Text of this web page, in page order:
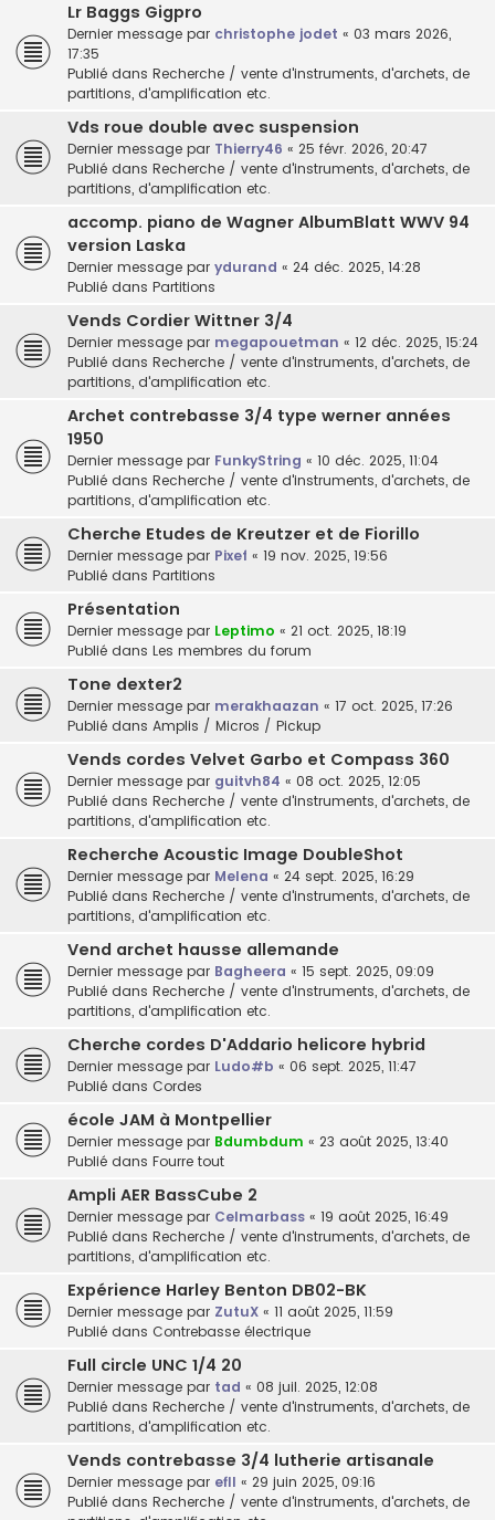
Lr Baggs Gigpro
Dernier message par christophe jodet « 03 mars 2026,
17:35
Publié dans Recherche / vente d'instruments, d'archets, de
partitions, d'amplification etc.
Vds roue double avec suspension
Dernier message par Thierry46 « 25 févr. 2026, 20:47
Publié dans Recherche / vente d'instruments, d'archets, de
partitions, d'amplification etc.
accomp. piano de Wagner AlbumBlatt WWV 94
version Laska
Dernier message par ydurand « 24 déc. 2025, 14:28
Publié dans Partitions
Vends Cordier Wittner 3/4
Dernier message par megapouetman « 12 déc. 2025, 15:24
Publié dans Recherche / vente d'instruments, d'archets, de
partitions, d'amplification etc.
Archet contrebasse 3/4 type werner années
1950
Dernier message par FunkyString « 10 déc. 2025, 11:04
Publié dans Recherche / vente d'instruments, d'archets, de
partitions, d'amplification etc.
Cherche Etudes de Kreutzer et de Fiorillo
Dernier message par Pixef « 19 nov. 2025, 19:56
Publié dans Partitions
Présentation
Dernier message par Leptimo « 21 oct. 2025, 18:19
Publié dans Les membres du forum
Tone dexter2
Dernier message par merakhaazan « 17 oct. 2025, 17:26
Publié dans Amplis / Micros / Pickup
Vends cordes Velvet Garbo et Compass 360
Dernier message par guitvh84 « 08 oct. 2025, 12:05
Publié dans Recherche / vente d'instruments, d'archets, de
partitions, d'amplification etc.
Recherche Acoustic Image DoubleShot
Dernier message par Melena « 24 sept. 2025, 16:29
Publié dans Recherche / vente d'instruments, d'archets, de
partitions, d'amplification etc.
Vend archet hausse allemande
Dernier message par Bagheera « 15 sept. 2025, 09:09
Publié dans Recherche / vente d'instruments, d'archets, de
partitions, d'amplification etc.
Cherche cordes D'Addario helicore hybrid
Dernier message par Ludo#b « 06 sept. 2025, 11:47
Publié dans Cordes
école JAM à Montpellier
Dernier message par Bdumbdum « 23 août 2025, 13:40
Publié dans Fourre tout
Ampli AER BassCube 2
Dernier message par Celmarbass « 19 août 2025, 16:49
Publié dans Recherche / vente d'instruments, d'archets, de
partitions, d'amplification etc.
Expérience Harley Benton DB02-BK
Dernier message par ZutuX « 11 août 2025, 11:59
Publié dans Contrebasse électrique
Full circle UNC 1/4 20
Dernier message par tad « 08 juil. 2025, 12:08
Publié dans Recherche / vente d'instruments, d'archets, de
partitions, d'amplification etc.
Vends contrebasse 3/4 lutherie artisanale
Dernier message par efll « 29 juin 2025, 09:16
Publié dans Recherche / vente d'instruments, d'archets, de